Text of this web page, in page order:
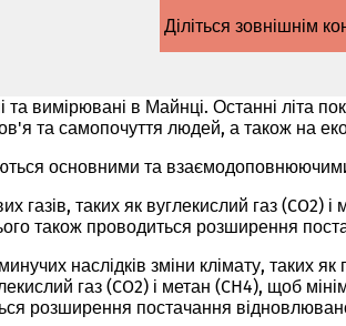
Діліться зовнішнім
та вимірювані в Майнці. Останні літа
та самопочуття людей, а також на
основними та взаємодоповнюючими
газів, таких як вуглекислий газ
також проводиться розширення
наслідків зміни клімату, таких
газ (CO2) і метан (CH4), щоб
розширення постачання